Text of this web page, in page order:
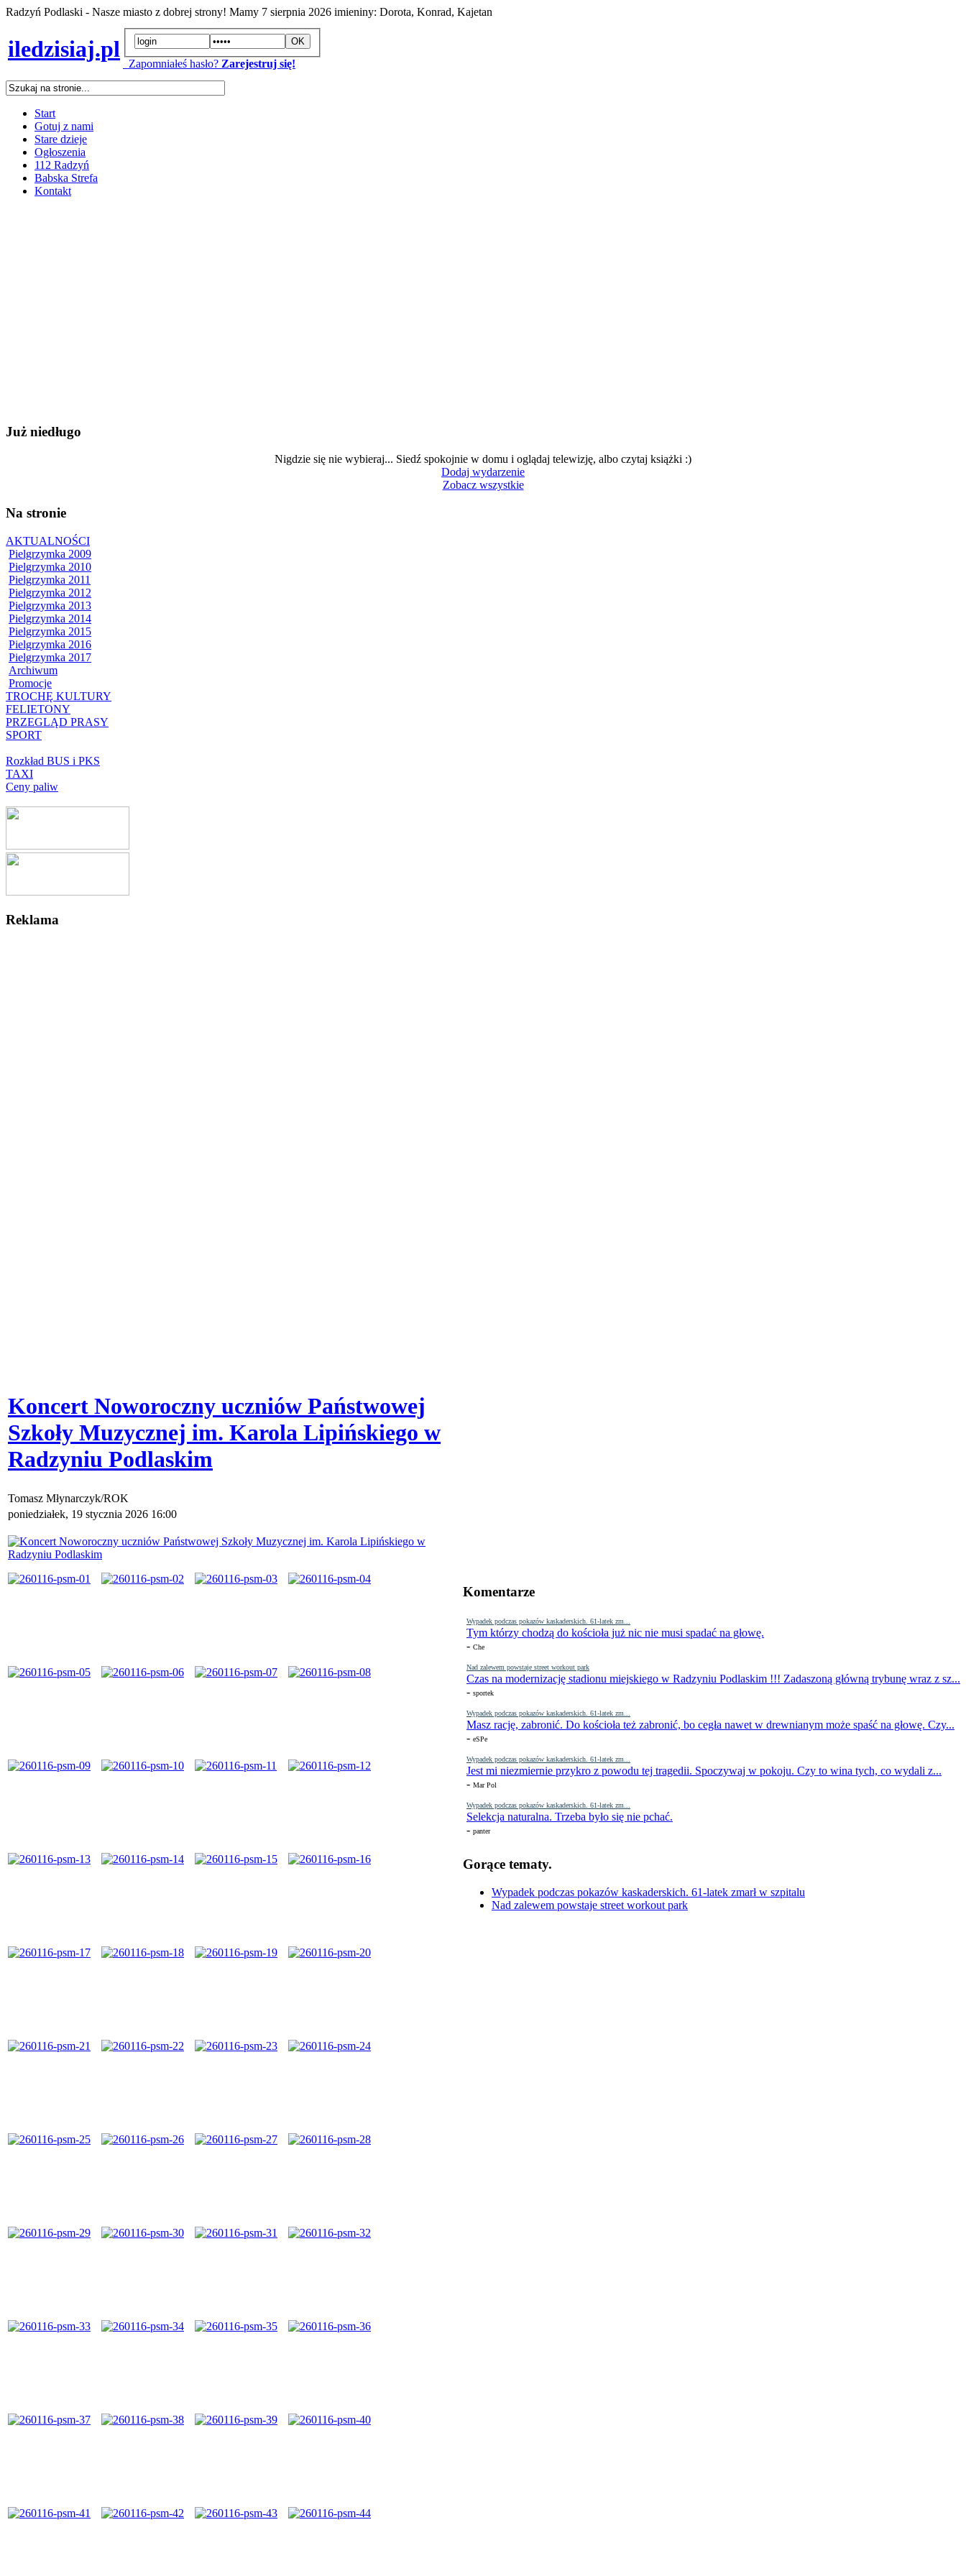
Radzyń Podlaski - Nasze miasto z dobrej strony! Mamy 7 sierpnia 2026 imieniny: Dorota, Konrad, Kajetan
iledzisiaj.pl
Zapomniałeś hasło? Zarejestruj się!
Start
Gotuj z nami
Stare dzieje
Ogłoszenia
112 Radzyń
Babska Strefa
Kontakt
Już niedługo
Nigdzie się nie wybieraj... Siedź spokojnie w domu i oglądaj telewizję, albo czytaj książki :)
Dodaj wydarzenie
Zobacz wszystkie
Na stronie
AKTUALNOŚCI
Pielgrzymka 2009
Pielgrzymka 2010
Pielgrzymka 2011
Pielgrzymka 2012
Pielgrzymka 2013
Pielgrzymka 2014
Pielgrzymka 2015
Pielgrzymka 2016
Pielgrzymka 2017
Archiwum
Promocje
TROCHĘ KULTURY
FELIETONY
PRZEGLĄD PRASY
SPORT
Rozkład BUS i PKS
TAXI
Ceny paliw
Reklama
Komentarze
Wypadek podczas pokazów kaskaderskich. 61-latek zm...
Tym którzy chodzą do kościoła już nic nie musi spadać na głowę.
- Che
Nad zalewem powstaje street workout park
Czas na modernizację stadionu miejskiego w Radzyniu Podlaskim !!! Zadaszoną główną trybunę wraz z sz...
- sportek
Wypadek podczas pokazów kaskaderskich. 61-latek zm...
Masz rację, zabronić. Do kościoła też zabronić, bo cegła nawet w drewnianym może spaść na głowę. Czy...
- eSPe
Wypadek podczas pokazów kaskaderskich. 61-latek zm...
Jest mi niezmiernie przykro z powodu tej tragedii. Spoczywaj w pokoju. Czy to wina tych, co wydali z...
- Mar Pol
Wypadek podczas pokazów kaskaderskich. 61-latek zm...
Selekcja naturalna. Trzeba było się nie pchać.
- panter
Gorące tematy.
Wypadek podczas pokazów kaskaderskich. 61-latek zmarł w szpitalu
Nad zalewem powstaje street workout park
Koncert Noworoczny uczniów Państwowej
Szkoły Muzycznej im. Karola Lipińskiego w
Radzyniu Podlaskim
Tomasz Młynarczyk/ROK
poniedziałek, 19 stycznia 2026 16:00